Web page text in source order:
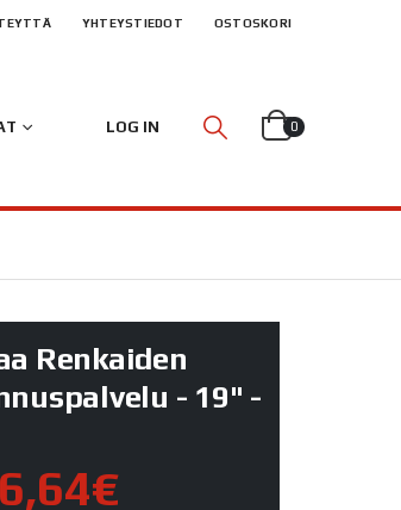
YHTEYSTIEDOT OSTOSKORI
LOG IN 0
Renkaiden
- 19" -